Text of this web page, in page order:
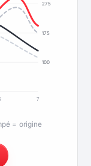
100
175
275
7
= origine